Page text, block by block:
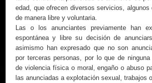
edad, que ofrecen diversos servicios, algunos
de manera libre y voluntaria.
Las o los anunciantes previamente han
espontánea y libre su decisión de
asimismo han expresado que no son
por terceras personas, por lo que de
de violencia física o moral, engaño o abuso
las anunciadas a explotación sexual, trabajos
Altura:1.65
Medidas:
dotación caramelo 18CM
Ojos:
Café AMBAR
Idiomas:
Español e inglés
Horarios:
Sí